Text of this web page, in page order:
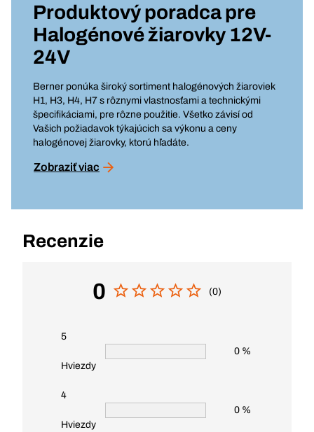
Produktový poradca pre
Halogénové žiarovky 12V-
24V
Berner ponúka široký sortiment halogénových žiaroviek
H1, H3, H4, H7 s rôznymi vlastnosťami a technickými
špecifikáciami, pre rôzne použitie. Všetko závisí od
Vašich požiadavok týkajúcich sa výkonu a ceny
halogénovej žiarovky, ktorú hľadáte.
Zobraziť viac
Recenzie
0 (0)
5
Hviezdy
0 %
4
Hviezdy
0 %